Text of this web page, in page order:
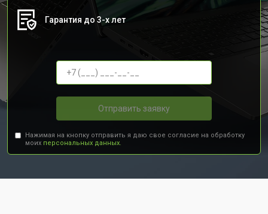
Гарантия до 3-х лет
Отправить заявку
Нажимая на кнопку отправить я даю свое согласие на обработку
моих персональных данных.